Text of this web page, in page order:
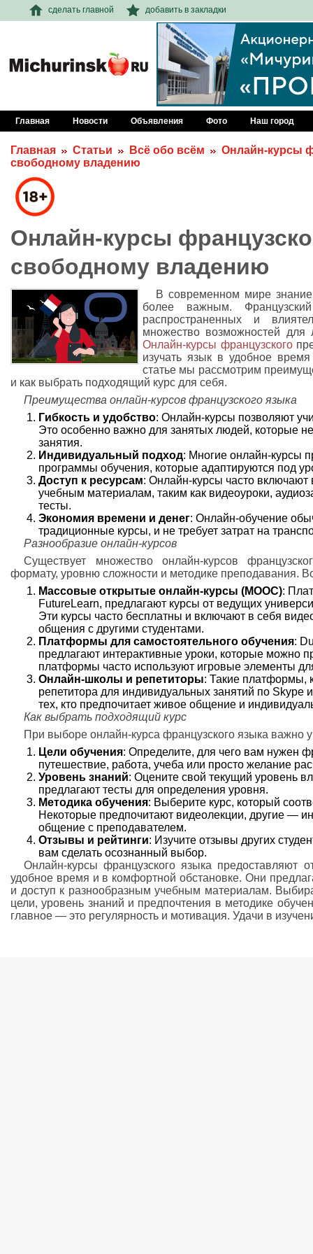
сделать главной добавить в закладки
Главная Новости Объявления Фото Наш город
Главная Статьи Всё обо всём
Онлайн-курсы
свободному владению
Онлайн-курсы
свободному владению
В современном мире
более важным.
распространенных и
множество возможностей для
Онлайн-курсы французского
изучать язык в удобное
статье мы рассмотрим
и как выбрать подходящий курс для себя.
Преимущества онлайн-курсов французского языка
Гибкость и удобство: Онлайн-курсы позволяют
Это особенно важно для занятых людей, которые
занятия.
Индивидуальный подход: Многие онлайн-курсы
программы обучения, которые адаптируются под
Доступ к ресурсам: Онлайн-курсы часто включают
учебным материалам, таким как видеоуроки,
тесты.
Экономия времени и денег: Онлайн-обучение
традиционные курсы, и не требует затрат на
Разнообразие онлайн-курсов
Существует множество онлайн-курсов
формату, уровню сложности и методике преподавания.
Массовые открытые онлайн-курсы (MOOC):
FutureLearn, предлагают курсы от ведущих
Эти курсы часто бесплатны и включают в себя
общения с другими студентами.
Платформы для самостоятельного обучения:
предлагают интерактивные уроки, которые можно
платформы часто используют игровые элементы
Онлайн-школы и репетиторы: Такие платформы,
репетитора для индивидуальных занятий по Skype
тех, кто предпочитает живое общение и
Как выбрать подходящий курс
При выборе онлайн-курса французского языка важно
Цели обучения: Определите, для чего вам нужен
путешествие, работа, учеба или просто желание
Уровень знаний: Оцените свой текущий уровень
предлагают тесты для определения уровня.
Методика обучения: Выберите курс, который
Некоторые предпочитают видеолекции, другие —
общение с преподавателем.
Отзывы и рейтинги: Изучите отзывы других
вам сделать осознанный выбор.
Онлайн-курсы французского языка предоставляют
удобное время и в комфортной обстановке. Они
и доступ к разнообразным учебным материалам.
цели, уровень знаний и предпочтения в методике
главное — это регулярность и мотивация. Удачи в